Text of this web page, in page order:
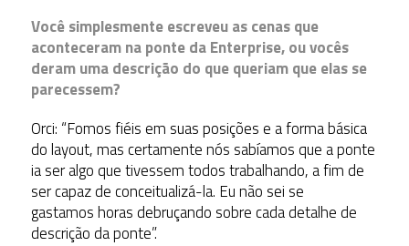
Você simplesmente escreveu as cenas que
aconteceram na ponte da Enterprise, ou vocês
deram uma descrição do que queriam que elas se
parecessem?
Orci: “Fomos fiéis em suas posições e a forma básica
do layout, mas certamente nós sabíamos que a ponte
ia ser algo que tivessem todos trabalhando, a fim de
ser capaz de conceitualizá-la. Eu não sei se
gastamos horas debruçando sobre cada detalhe de
descrição da ponte”.